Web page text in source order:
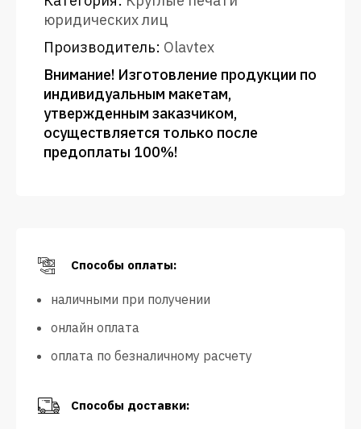
юридических лиц
Производитель: Olavtex
Внимание! Изготовление продукции по
индивидуальным макетам,
утвержденным заказчиком,
осуществляется только после
предоплаты 100%!
Способы оплаты:
наличными при получении
онлайн оплата
оплата по безналичному расчету
Способы доставки: